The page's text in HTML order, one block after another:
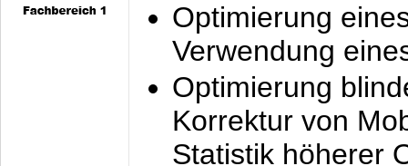
Optimierung
Verwendung
Optimierung
Korrektur von
Statistik höherer